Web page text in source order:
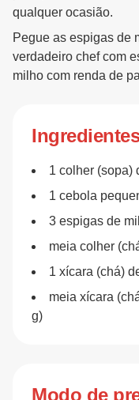
qualquer ocasião.
Pegue as espigas de
verdadeiro chef com
milho com renda de
1 colher (sopa)
1 cebola
3 espigas de
meia colher
1 xícara (chá)
meia xícara
g)
Modo de